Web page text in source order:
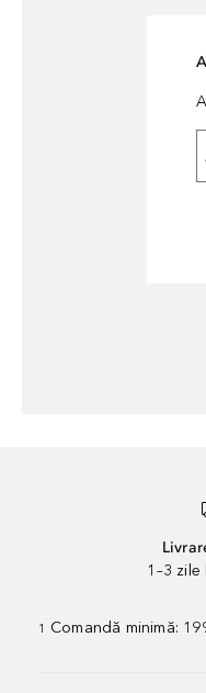
1–3
1 Comandă minimă: